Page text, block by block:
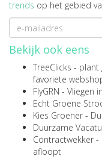
trends op het gebied
Bekijk ook eens
TreeClicks - plant
favoriete
FlyGRN - Vliegen
Echt Groene
Kies Groener -
Duurzame
Contractwekker -
afloopt